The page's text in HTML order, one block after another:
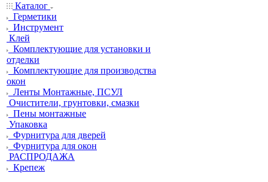
Каталог
Герметики
Инструмент
Клей
Комплектующие для установки и
отделки
Комплектующие для производства
окон
Ленты Монтажные, ПСУЛ
Очистители, грунтовки, смазки
Пены монтажные
Упаковка
Фурнитура для дверей
Фурнитура для окон
РАСПРОДАЖА
Крепеж